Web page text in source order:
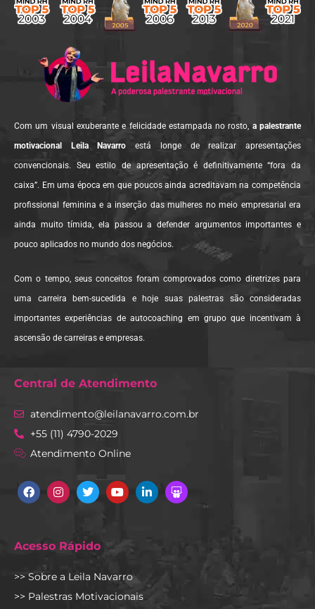
Com um visual exuberante e felicidade estampada no rosto, a palestrante
motivacional Leila Navarro está longe de realizar apresentações
convencionais. Seu estilo de apresentação é definitivamente “fora da
caixa”. Em uma época em que poucos ainda acreditavam na competência
profissional feminina e a inserção das mulheres no meio empresarial era
ainda muito tímida, ela passou a defender argumentos importantes e
pouco aplicados no mundo dos negócios.
Com o tempo, seus conceitos foram comprovados como diretrizes para
uma carreira bem-sucedida e hoje suas palestras são consideradas
importantes experiências de autocoaching em grupo que incentivam à
ascensão de carreiras e empresas.
Central de Atendimento
atendimento@leilanavarro.com.br
+55 (11) 4790-2029
Atendimento Online
FacebookInstagramTwitterYoutubeLinkedinSlideshare
Acesso Rápido
>> Sobre a Leila Navarro
>> Palestras Motivacionais